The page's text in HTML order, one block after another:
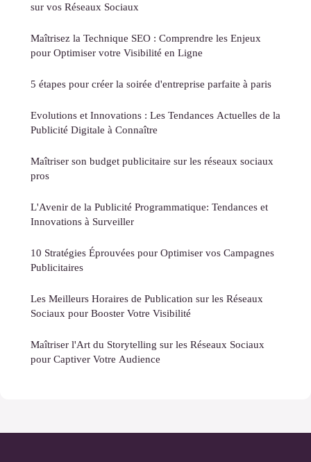
sur vos Réseaux Sociaux
Maîtrisez la Technique SEO : Comprendre les Enjeux
pour Optimiser votre Visibilité en Ligne
5 étapes pour créer la soirée d'entreprise parfaite à paris
Evolutions et Innovations : Les Tendances Actuelles de la
Publicité Digitale à Connaître
Maîtriser son budget publicitaire sur les réseaux sociaux
pros
L'Avenir de la Publicité Programmatique: Tendances et
Innovations à Surveiller
10 Stratégies Éprouvées pour Optimiser vos Campagnes
Publicitaires
Les Meilleurs Horaires de Publication sur les Réseaux
Sociaux pour Booster Votre Visibilité
Maîtriser l'Art du Storytelling sur les Réseaux Sociaux
pour Captiver Votre Audience